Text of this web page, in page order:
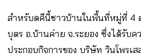
สำหรับดคีนี้ชาวบ้านในพื้นที่หมู่ที่ 4
บุตร อ.บ้านค่าย จ.ระยอง ซึ่งได้รับค
ประกอบกิจการของ บริษัท วินโพรเ